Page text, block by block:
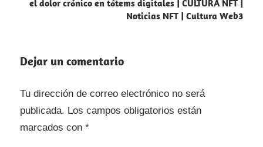
el dolor crónico en tótems digitales | CULTURA NFT |
Noticias NFT | Cultura Web3
Dejar un comentario
Tu dirección de correo electrónico no será
publicada. Los campos obligatorios están
marcados con *